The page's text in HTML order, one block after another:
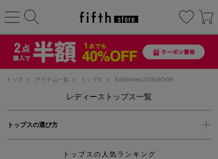
トップ > アイテム一覧 > トップス > EditSheenLOOKBOOK
レディーストップス一覧
トップスの選び方
トップスの人気ランキング